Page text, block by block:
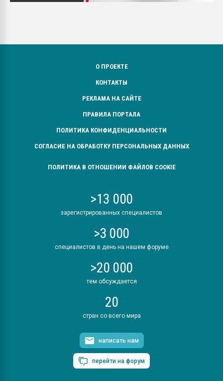
О ПРОЕКТЕ
КОНТАКТЫ
РЕКЛАМА НА САЙТЕ
ПРАВИЛА ПОРТАЛА
ПОЛИТИКА КОНФИДЕНЦИАЛЬНОСТИ
СОГЛАСИЕ НА ОБРАБОТКУ ПЕРСОНАЛЬНЫХ ДАННЫХ
ПОЛИТИКА В ОТНОШЕНИИ ФАЙЛОВ COOKIE
>13 000
зарегистрированных специалистов
>3 000
специалистов в день на нашем форуме
>20 000
тем обсуждается
20
стран со всего мира
написать нам
перейти на форум